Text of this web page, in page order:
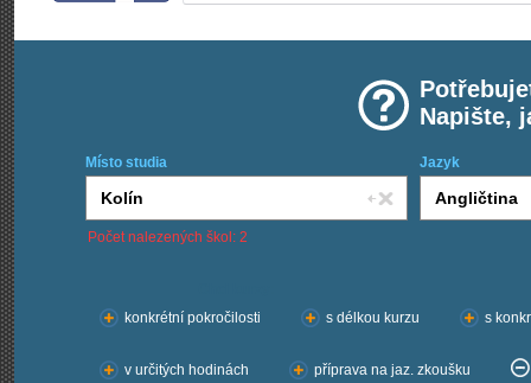
Napište,
Místo studia Jazyk
Počet nalezených škol: 2
konkrétní pokročilosti
s délkou kurzu s
v určitých hodinách příprava na jaz. zkoušku